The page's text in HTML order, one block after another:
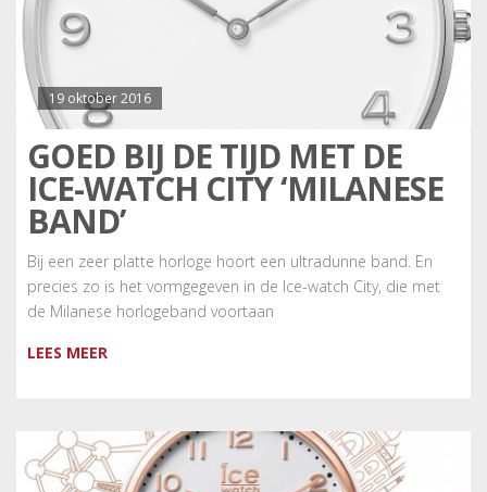
19 oktober 2016
GOED BIJ DE TIJD MET DE
ICE-WATCH CITY ‘MILANESE
BAND’
Bij een zeer platte horloge hoort een ultradunne band. En
precies zo is het vormgegeven in de Ice-watch City, die met
de Milanese horlogeband voortaan
LEES MEER